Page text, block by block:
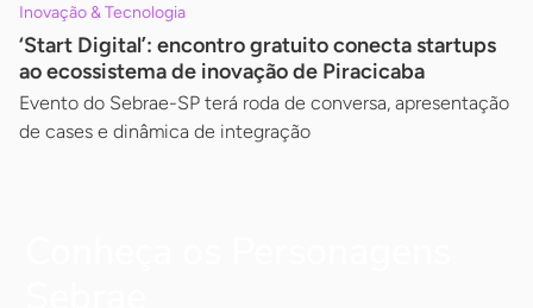
Inovação & Tecnologia
‘Start Digital’: encontro gratuito conecta startups
ao ecossistema de inovação de Piracicaba
Evento do Sebrae-SP terá roda de conversa, apresentação
de cases e dinâmica de integração